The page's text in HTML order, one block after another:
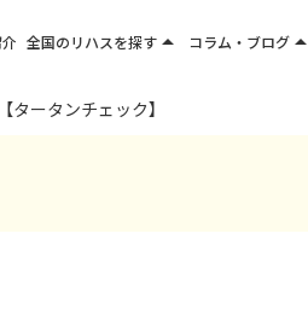
タータンチェック】
全国のリハスを探すarrow_drop_up
東北エリア
コラム・ブログarrow_drop_up